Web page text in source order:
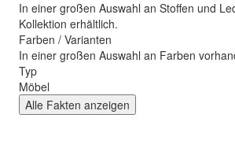
In einer großen Auswahl an Stoffen und
Kollektion erhältlich.
Farben / Varianten
In einer großen Auswahl an Farben
Typ
Möbel
Alle Fakten anzeigen